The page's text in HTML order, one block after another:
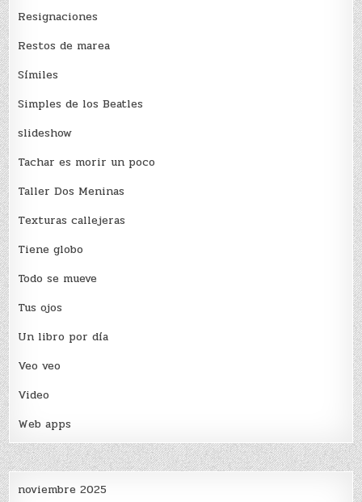
Resignaciones
Restos de marea
Sí­miles
Simples de los Beatles
slideshow
Tachar es morir un poco
Taller Dos Meninas
Texturas callejeras
Tiene globo
Todo se mueve
Tus ojos
Un libro por día
Veo veo
Video
Web apps
noviembre 2025